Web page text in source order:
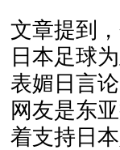
文章提到
日本足球
表媚日言
网友是东
着支持日